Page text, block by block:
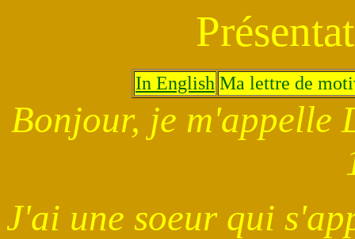
In English Ma lettre de
Bonjour, je m'appelle
J'ai une soeur qui